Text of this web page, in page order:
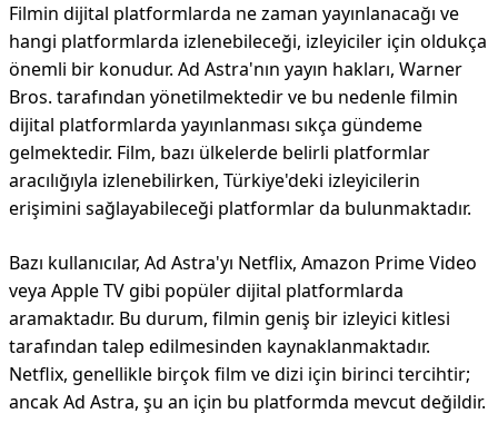
Filmin dijital platformlarda ne zaman yayınlanacağı ve
hangi platformlarda izlenebileceği, izleyiciler için oldukça
önemli bir konudur. Ad Astra'nın yayın hakları, Warner
Bros. tarafından yönetilmektedir ve bu nedenle filmin
dijital platformlarda yayınlanması sıkça gündeme
gelmektedir. Film, bazı ülkelerde belirli platformlar
aracılığıyla izlenebilirken, Türkiye'deki izleyicilerin
erişimini sağlayabileceği platformlar da bulunmaktadır.
Bazı kullanıcılar, Ad Astra'yı Netflix, Amazon Prime Video
veya Apple TV gibi popüler dijital platformlarda
aramaktadır. Bu durum, filmin geniş bir izleyici kitlesi
tarafından talep edilmesinden kaynaklanmaktadır.
Netflix, genellikle birçok film ve dizi için birinci tercihtir;
ancak Ad Astra, şu an için bu platformda mevcut değildir.